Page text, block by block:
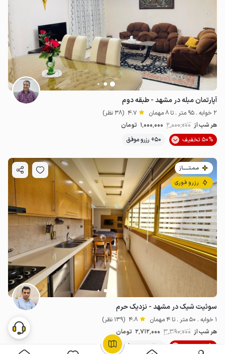
آپارتمان مبله در مشهد - طبقه دوم
2 خوابه . 95 متر . تا 8 مهمان 4.7 (38 نظر)
هر شب از 2٬000٬000 1٬000٬000 تومان
50% تخفیف
50+ رزرو موفق
مـمـتــــــاز
رزرو فوری
سوئیت شیک در مشهد - نزدیک حرم
1 خوابه . 50 متر . تا 4 مهمان 4.8 (139 نظر)
هر شب از 3٬390٬000 2٬712٬000 تومان
20% تخفیف
200+ رزرو موفق